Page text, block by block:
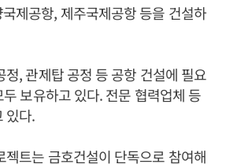
제공항, 제주국제공항 등을 건설하
정, 관제탑 공정 등 공항 건설에 필요
보유하고 있다. 전문 협력업체 등
있다.
젝트는 금호건설이 단독으로 참여해